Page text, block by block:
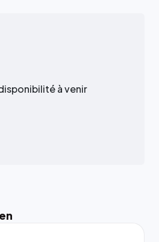
à venir